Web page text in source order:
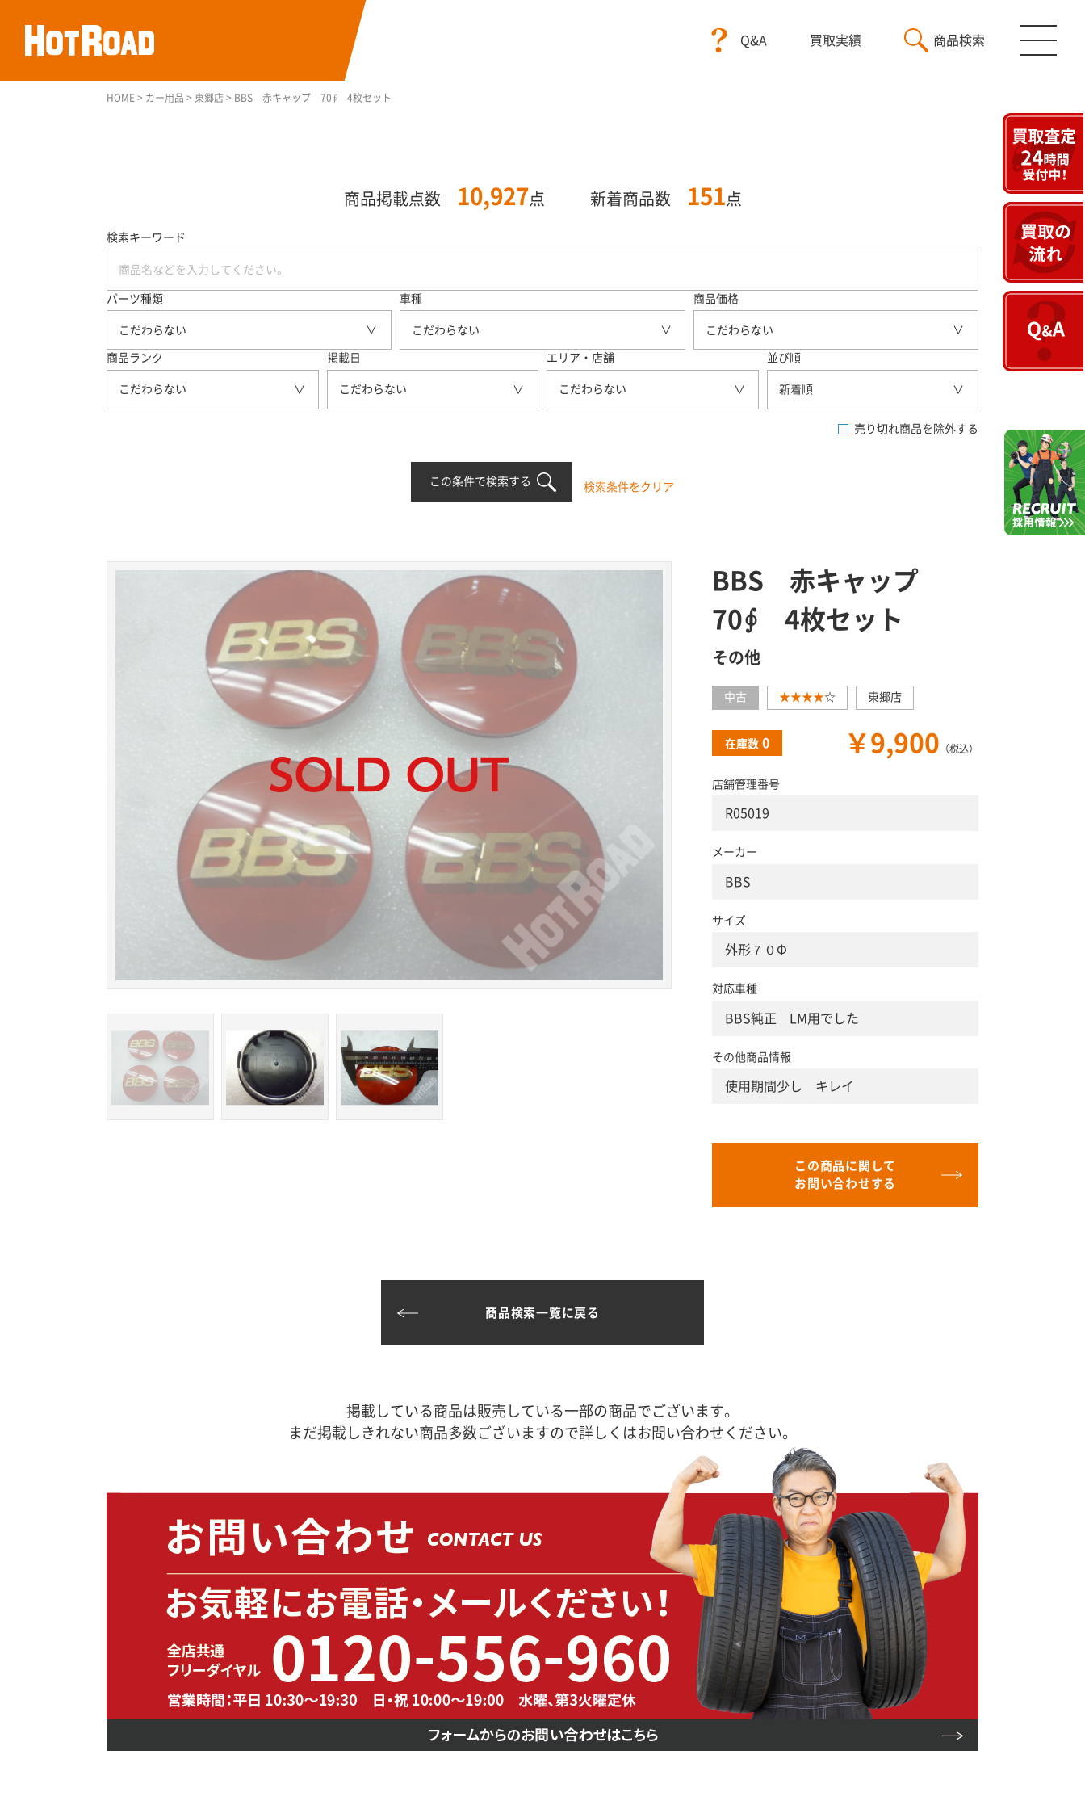
Q&A 買取実績 商品検索
HOME > カー用品 > 東郷店 > BBS 赤キャップ 70∮ 4枚セット
商品掲載点数 10,927点 新着商品数 151 点
検索キーワード
パーツ種類
こだわらない
車種
こだわらない
商品価格
こだわらない
商品ランク
こだわらない
掲載日
こだわらない
エリア・店舗
こだわらない
並び順
新着順
売り切れ商品を除外する
この条件で検索する 検索条件をクリア
BBS 赤キャップ
70∮ 4枚セット
その他
中古 ★★★★☆ 東郷店
在庫数 0 ￥9,900 （税込）
店舗管理番号
R05019
メーカー
BBS
サイズ
外形７０Φ
対応車種
BBS純正 LM用でした
その他商品情報
使用期間少し キレイ
この商品に関して
お問い合わせする
商品検索一覧に戻る
掲載している商品は販売している一部の商品でございます。
まだ掲載しきれない商品多数ございますので詳しくはお問い合わせください。